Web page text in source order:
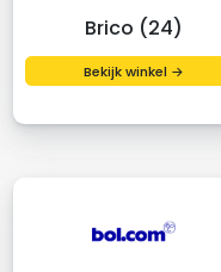
Brico (24)
Bekijk winkel →